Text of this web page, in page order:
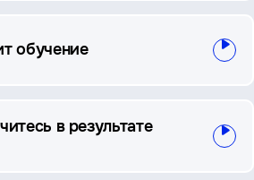
обучение
в результате